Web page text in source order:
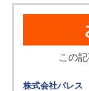
この
株式会社パレス